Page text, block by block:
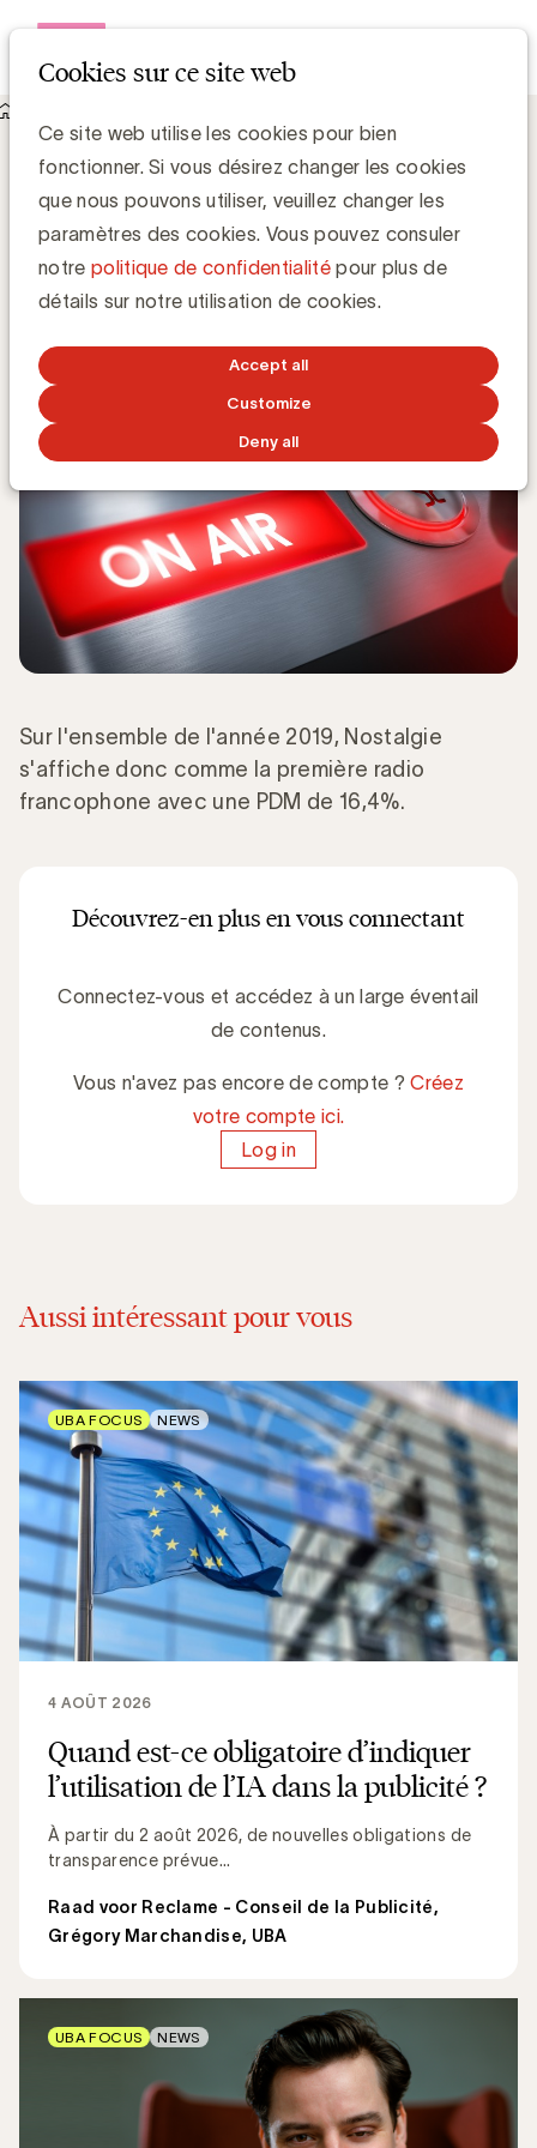
Cookies sur ce site web
Ce site web utilise les cookies pour bien
fonctionner. Si vous désirez changer les cookies
que nous pouvons utiliser, veuillez changer les
paramètres des cookies. Vous pouvez consuler
notre politique de confidentialitépour plus de
détails sur notre utilisation de cookies.
Accept all
Customize
Deny all
Audiences radio : Nostalgie confirme son leadership en 2019
Audiences radio : Nostalgie confirme son
leadership en 2019
Media Marketing
Sur l'ensemble de l'année 2019, Nostalgie
s'affiche donc comme la première radio
francophone avec une PDM de 16,4%.
Découvrez-en plus en vous connectant
Connectez-vous et accédez à un large éventail
de contenus.
Vous n'avez pas encore de compte ?Créez
votre compte ici.
Log in
Aussi intéressant pour vous
Quand est-ce obligatoire d’indiquer
l’utilisation de l’IA dans la publicité ?
À partir du 2 août 2026, de nouvelles obligations de
transparence prévue...
4 AOÛT 2026
Raad voor Reclame - Conseil de la Publicité,
Grégory Marchandise, UBA
UBA FOCUS NEWS
UBA FOCUS NEWS